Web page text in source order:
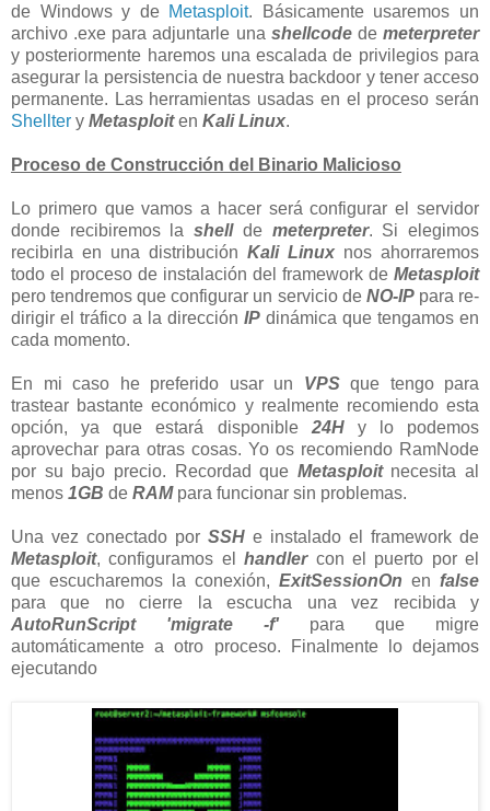
de Windows y de Metasploit. Básicamente usaremos un
archivo .exe para adjuntarle una shellcodedemeterpreter
y posteriormente haremos una escalada de privilegios para
asegurar la persistencia de nuestra backdoor y tener acceso
permanente. Las herramientas usadas en el proceso serán
Shellter y Metasploiten Kali Linux.
Proceso de Construcción del Binario Malicioso
Lo primero que vamos a hacer será configurar el servidor
donde recibiremos lashellde meterpreter. Si elegimos
recibirla en una distribución Kali Linux nos ahorraremos
todo el proceso de instalación del framework de Metasploit
pero tendremos que configurar un servicio de NO-IPpara re-
dirigir el tráfico a la dirección IP dinámica que tengamos en
cada momento.
En mi caso he preferido usar un VPSque tengo para
trastear bastante económico y realmente recomiendo esta
opción, ya que estará disponible 24Hy lo podemos
aprovechar para otras cosas. Yo os recomiendo RamNode
por su bajo precio. Recordad que Metasploitnecesita al
menos 1GB de RAMpara funcionar sin problemas.
Una vez conectado por SSH e instalado el framework de
Metasploit, configuramos elhandlercon el puerto por el
que escucharemos la conexión, ExitSessionOn en false
para que no cierre la escucha una vez recibida y
AutoRunScript 'migrate -f' para que migre
automáticamente a otro proceso. Finalmente lo dejamos
ejecutando